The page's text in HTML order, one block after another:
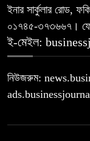
ইনার সার্কুলার রোড,
০১৭৪৫-৩৭৩৬৬৭।
ই-মেইল:
নিউজরুম: